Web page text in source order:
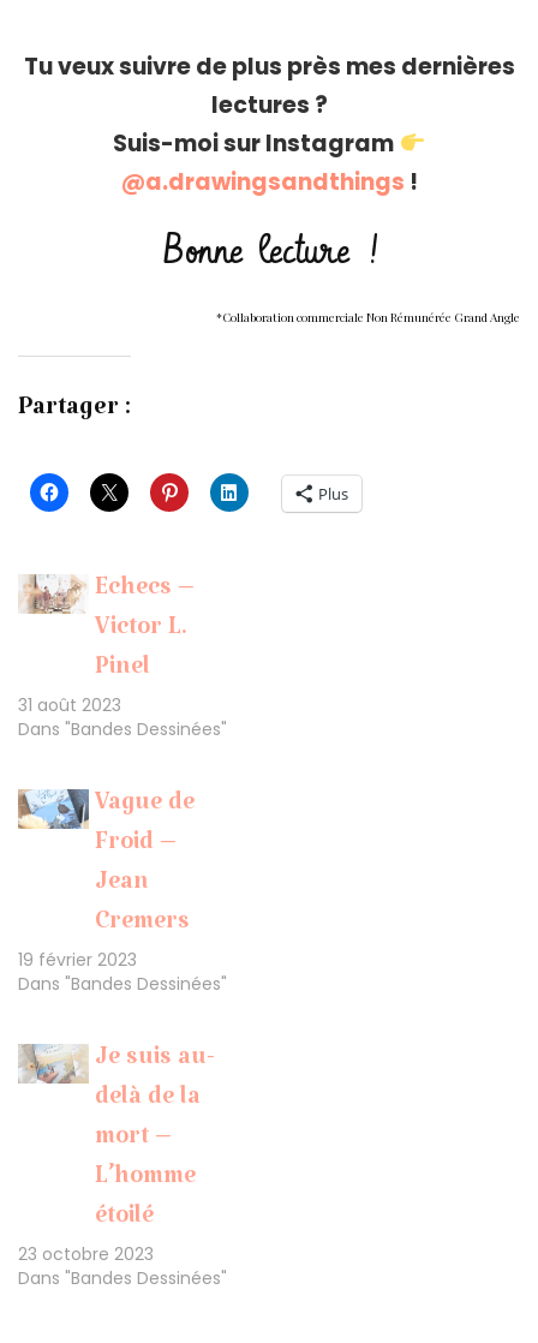
Tu veux suivre de plus près mes dernières
lectures ?
Suis-moi sur Instagram
@a.drawingsandthings !
Bonne lecture !
*Collaboration commerciale Non Rémunérée Grand Angle
Partager :
Plus
Echecs –
Victor L.
Pinel
31 août 2023
Dans "Bandes Dessinées"
Vague de
Froid –
Jean
Cremers
19 février 2023
Dans "Bandes Dessinées"
Je suis au-
delà de la
mort –
L’homme
étoilé
23 octobre 2023
Dans "Bandes Dessinées"